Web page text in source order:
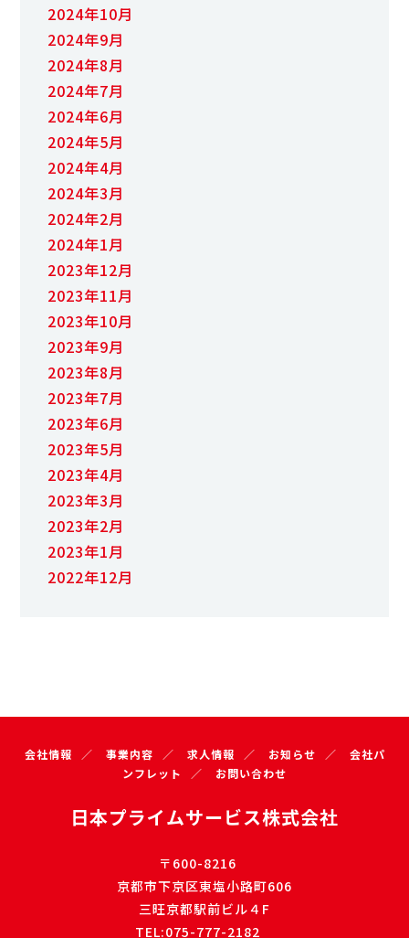
2024年10月
2024年9月
2024年8月
2024年7月
2024年6月
2024年5月
2024年4月
2024年3月
2024年2月
2024年1月
2023年12月
2023年11月
2023年10月
2023年9月
2023年8月
2023年7月
2023年6月
2023年5月
2023年4月
2023年3月
2023年2月
2023年1月
2022年12月
会社情報 事業内容 求人情報 お知らせ
会社パ
ンフレット
お問い合わせ
日本プライムサービス株式会社
〒600-8216
京都市下京区東塩小路町606
三旺京都駅前ビル４F
TEL:075-777-2182